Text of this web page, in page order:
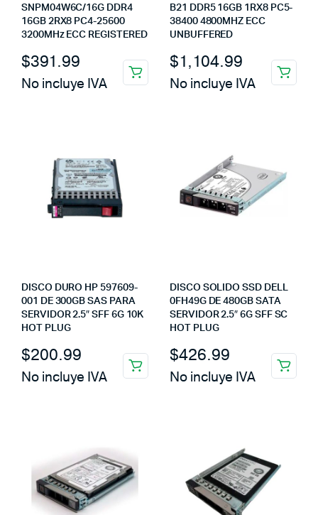
SNPM04W6C/16G DDR4
16GB 2RX8 PC4-25600
3200MHz ECC REGISTERED
$391.99
No incluye IVA
B21 DDR5 16GB 1RX8 PC5-
38400 4800MHZ ECC
UNBUFFERED
$1,104.99
No incluye IVA
DISCO DURO HP 597609-
001 DE 300GB SAS PARA
SERVIDOR 2.5″ SFF 6G 10K
HOT PLUG
$200.99
No incluye IVA
DISCO SOLIDO SSD DELL
0FH49G DE 480GB SATA
SERVIDOR 2.5″ 6G SFF SC
HOT PLUG
$426.99
No incluye IVA